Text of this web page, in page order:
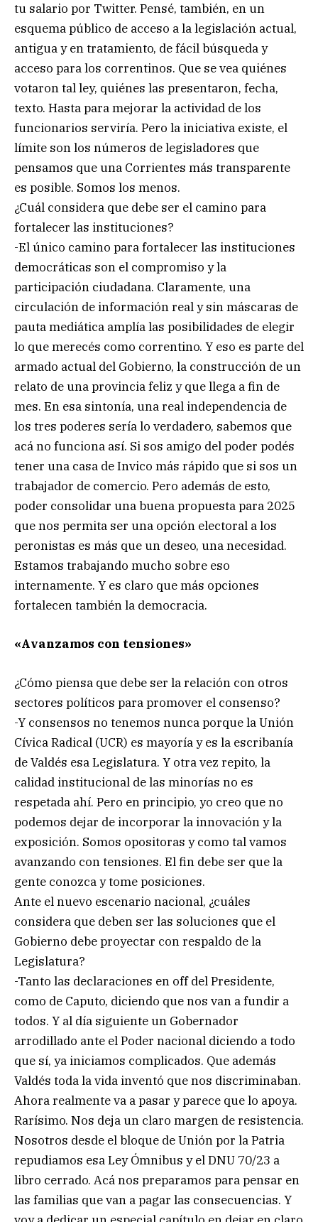
tu salario por Twitter. Pensé, también, en un
esquema público de acceso a la legislación actual,
antigua y en tratamiento, de fácil búsqueda y
acceso para los correntinos. Que se vea quiénes
votaron tal ley, quiénes las presentaron, fecha,
texto. Hasta para mejorar la actividad de los
funcionarios serviría. Pero la iniciativa existe, el
límite son los números de legisladores que
pensamos que una Corrientes más transparente
es posible. Somos los menos.
¿Cuál considera que debe ser el camino para
fortalecer las instituciones?
-El único camino para fortalecer las instituciones
democráticas son el compromiso y la
participación ciudadana. Claramente, una
circulación de información real y sin máscaras de
pauta mediática amplía las posibilidades de elegir
lo que merecés como correntino. Y eso es parte del
armado actual del Gobierno, la construcción de un
relato de una provincia feliz y que llega a fin de
mes. En esa sintonía, una real independencia de
los tres poderes sería lo verdadero, sabemos que
acá no funciona así. Si sos amigo del poder podés
tener una casa de Invico más rápido que si sos un
trabajador de comercio. Pero además de esto,
poder consolidar una buena propuesta para 2025
que nos permita ser una opción electoral a los
peronistas es más que un deseo, una necesidad.
Estamos trabajando mucho sobre eso
internamente. Y es claro que más opciones
fortalecen también la democracia.
«Avanzamos con tensiones»
¿Cómo piensa que debe ser la relación con otros
sectores políticos para promover el consenso?
-Y consensos no tenemos nunca porque la Unión
Cívica Radical (UCR) es mayoría y es la escribanía
de Valdés esa Legislatura. Y otra vez repito, la
calidad institucional de las minorías no es
respetada ahí. Pero en principio, yo creo que no
podemos dejar de incorporar la innovación y la
exposición. Somos opositoras y como tal vamos
avanzando con tensiones. El fin debe ser que la
gente conozca y tome posiciones.
Ante el nuevo escenario nacional, ¿cuáles
considera que deben ser las soluciones que el
Gobierno debe proyectar con respaldo de la
Legislatura?
-Tanto las declaraciones en off del Presidente,
como de Caputo, diciendo que nos van a fundir a
todos. Y al día siguiente un Gobernador
arrodillado ante el Poder nacional diciendo a todo
que sí, ya iniciamos complicados. Que además
Valdés toda la vida inventó que nos discriminaban.
Ahora realmente va a pasar y parece que lo apoya.
Rarísimo. Nos deja un claro margen de resistencia.
Nosotros desde el bloque de Unión por la Patria
repudiamos esa Ley Ómnibus y el DNU 70/23 a
libro cerrado. Acá nos preparamos para pensar en
las familias que van a pagar las consecuencias. Y